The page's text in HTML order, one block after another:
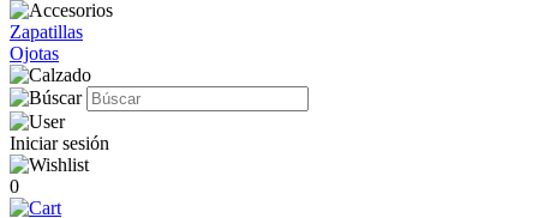
Zapatillas
Ojotas
Iniciar sesión
0